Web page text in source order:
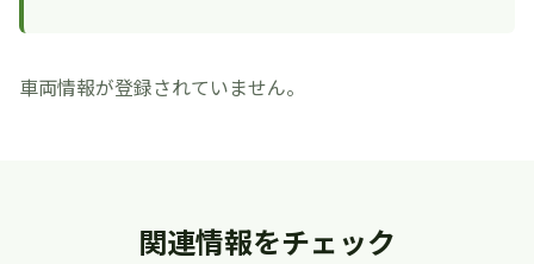
車両情報が登録されていません。
関連情報をチェック